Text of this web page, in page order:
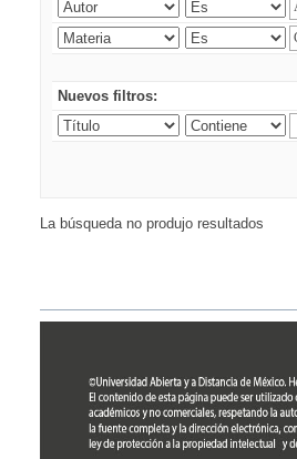
Nuevos filtros:
La búsqueda no produjo resultados